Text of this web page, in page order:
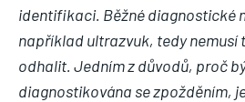
identifikaci. Běžné diagnostické
například ultrazvuk, tedy nemusí
odhalit. Jedním z důvodů, proč
diagnostikována se zpožděním,